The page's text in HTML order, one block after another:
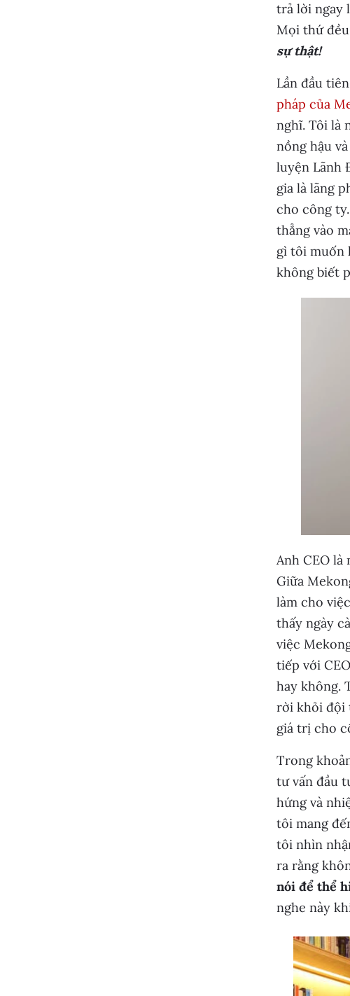
trả lời ngay
Mọi thứ
sự thật!
Lần đầu
pháp của
nghĩ. Tôi là
nồng hậu
luyện Lãnh
gia là lãng
cho công
thẳng vào
gì tôi muốn
không biết
Anh CEO
Giữa
làm cho
thấy ngày
việc
tiếp với
hay không.
rời khỏi đội
giá trị cho
Trong
tư vấn đầu
hứng và
tôi mang
tôi nhìn
ra rằng
nói để thể
nghe này